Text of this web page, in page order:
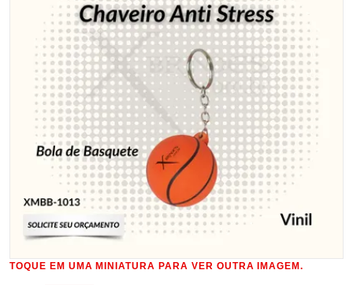
TOQUE EM UMA MINIATURA PARA VER OUTRA IMAGEM.